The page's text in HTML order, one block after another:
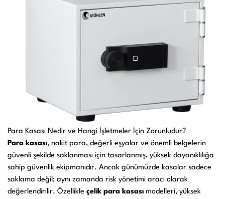
Para Kasası Nedir ve Hangi İşletmeler İçin Zorunludur?
Para kasası, nakit para, değerli eşyalar ve önemli belgelerin
güvenli şekilde saklanması için tasarlanmış, yüksek dayanıklılığa
sahip güvenlik ekipmanıdır. Ancak günümüzde kasalar sadece
saklama değil; aynı zamanda risk yönetimi aracı olarak
değerlendirilir. Özellikle çelik para kasası modelleri, yüksek